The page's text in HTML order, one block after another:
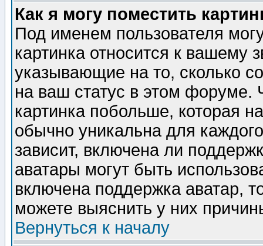
Как я могу поместить
Под именем пользователя
картинка относится к вашему
указывающие на то, сколько
на ваш статус в этом форуме.
картинка побольше, которая
обычно уникальна для
зависит, включена ли
аватары могут быть
включена поддержка аватар,
можете выяснить у них
Вернуться к началу